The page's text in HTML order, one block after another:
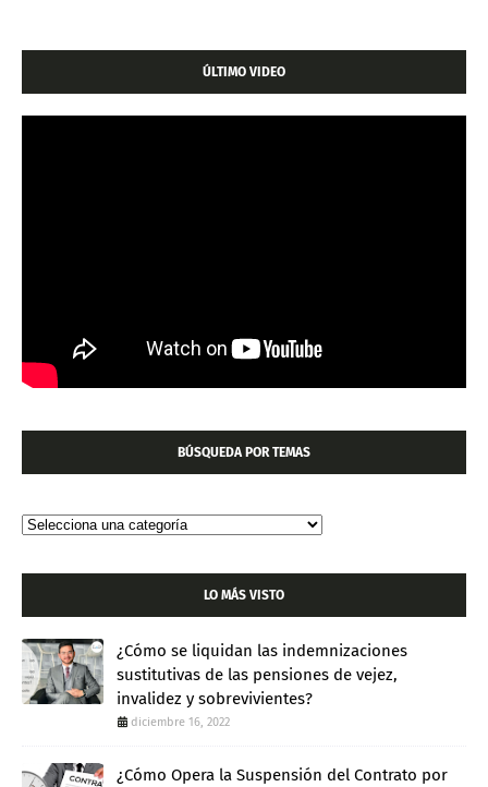
ÚLTIMO VIDEO
BÚSQUEDA POR TEMAS
LO MÁS VISTO
¿Cómo se liquidan las indemnizaciones
sustitutivas de las pensiones de vejez,
invalidez y sobrevivientes?
diciembre 16, 2022
¿Cómo Opera la Suspensión del Contrato por